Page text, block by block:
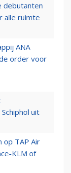
debutanten
alle ruimte
ANA
order voor
uit
op TAP Air
KLM of